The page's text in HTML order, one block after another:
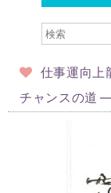
仕事運向上
チャンスの道